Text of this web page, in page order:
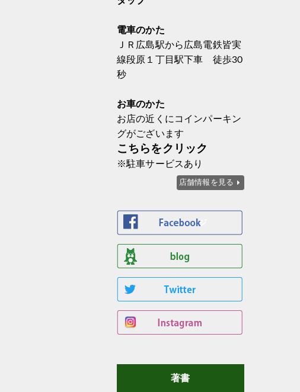
電車のかた
ＪＲ広島駅から広島電鉄皆実
線段原１丁目駅下車 徒歩30
秒
お車のかた
お店の近くにコインパーキン
グがございます
こちらをクリック
※駐車サービスあり
店舗情報を見る
著書